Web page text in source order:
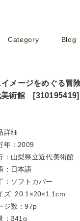
Category Blog
メージをめぐる
美術館 [310195419]
詳細
年：2009
：山梨県立近代美術館
：日本語
：ソフトカバー
ズ: 20.1×20×1.1cm
ジ数：97p
：341g